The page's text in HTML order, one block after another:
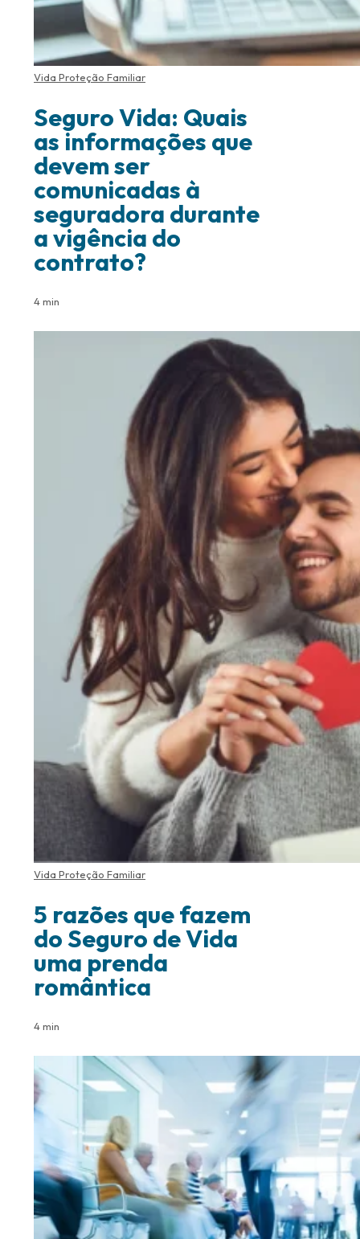
Vida Proteção Familiar
Seguro Vida: Quais
as informações que
devem ser
comunicadas à
seguradora durante
a vigência do
contrato?
4 min
Vida Proteção Familiar
5 razões que fazem
do Seguro de Vida
uma prenda
romântica
4 min